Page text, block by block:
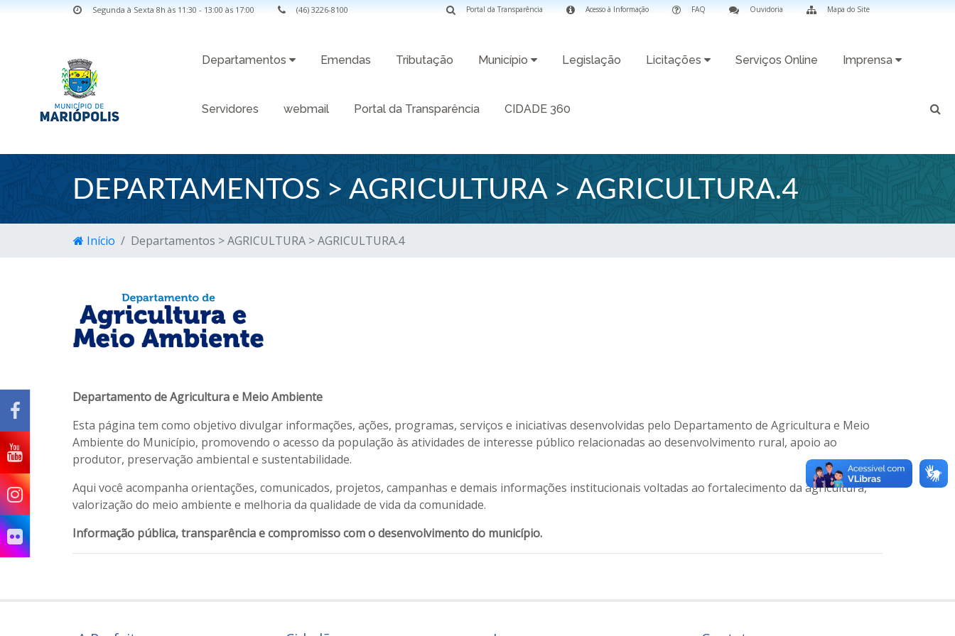
Segunda à Sexta 8h às 11:30 - 13:00 às 17:00 (46) 3226-8100 Mapa do Site
Ouvidoria
FAQ
Acesso à Informação
Portal da Transparência
Departamentos Emendas Tributação Município Legislação Licitações Serviços Online Imprensa
Servidores webmail Portal da Transparência CIDADE 360
DEPARTAMENTOS > AGRICULTURA > AGRICULTURA.4
Início Departamentos > AGRICULTURA > AGRICULTURA.4
Departamento de Agricultura e Meio Ambiente
Esta página tem como objetivo divulgar informações, ações, programas, serviços e iniciativas desenvolvidas pelo Departamento de Agricultura e Meio
Ambiente do Município, promovendo o acesso da população às atividades de interesse público relacionadas ao desenvolvimento rural, apoio ao
produtor, preservação ambiental e sustentabilidade.
Aqui você acompanha orientações, comunicados, projetos, campanhas e demais informações institucionais voltadas ao fortalecimento da agricultura,
valorização do meio ambiente e melhoria da qualidade de vida da comunidade.
Informação pública, transparência e compromisso com o desenvolvimento do município.